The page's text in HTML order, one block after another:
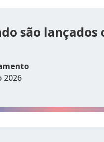
são lançados
2026